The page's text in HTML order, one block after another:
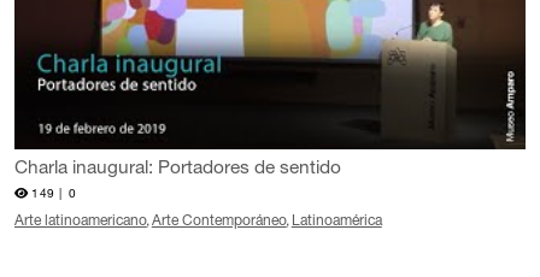
Charla inaugural: Portadores de sentido
149 | 0
Arte latinoamericano Arte Contemporáneo Latinoamérica